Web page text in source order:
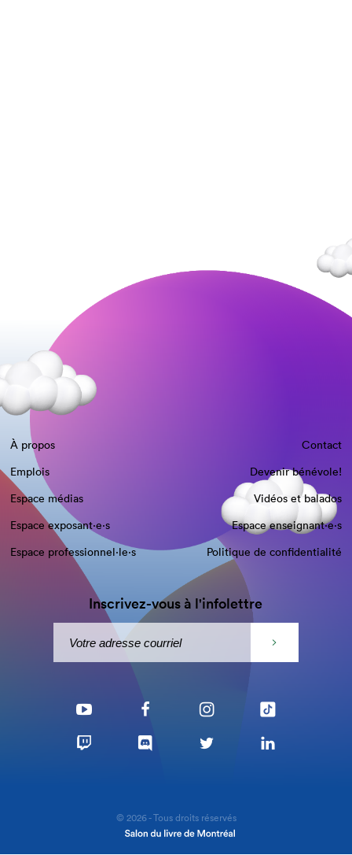
À propos
Contact
Emplois
Devenir bénévole!
Espace médias
Vidéos et balados
Espace exposant·e⋅s
Espace enseignant·e⋅s
Espace professionnel·le⋅s
Politique de confidentialité
Inscrivez-vous à l'infolettre
© 2026 - Tous droits réservés